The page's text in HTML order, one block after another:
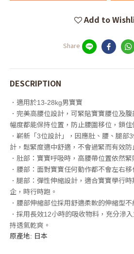
Add to
Share
DESCRIPTION
．適用於13-28kg男寶寶
．完美高腰位設計，可緊貼寶寶腰位及
幅度都能保持位置，防止腰圍移位，鎖住
．嶄新「3位設計」，因應肚、腰、腿部
計，鬆緊度適中舒適，不會過緊而有效防
．肚部：寶寶呼吸時，高腰帶位置依然
．腰部：面對寶寶任何動作都不會左右移
．腿部：彈性伸縮設計，適合寶寶學行
企，時行時跑。
．腰部伸縮部位採用舒適柔軟的伸縮型不
．採用長效12小時的吸收物料，充分滲
持透氣乾爽。
原產地: 日本